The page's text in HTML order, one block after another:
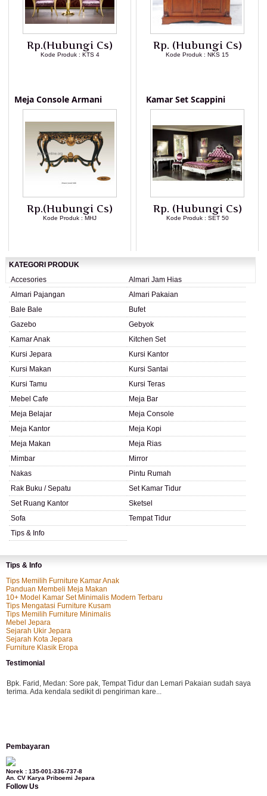
Rp.(Hubungi Cs)
Kode Produk : KTS 4
Rp. (Hubungi Cs)
Kode Produk : NKS 15
Meja Console Armani
Rp.(Hubungi Cs)
Kode Produk : MHJ
Kamar Set Scappini
Rp. (Hubungi Cs)
Kode Produk : SET 50
KATEGORI PRODUK
Accesories
Almari Jam Hias
Almari Pajangan
Almari Pakaian
Bale Bale
Bufet
Gazebo
Gebyok
Kamar Anak
Kitchen Set
Kursi Jepara
Kursi Kantor
Kursi Makan
Kursi Santai
Kursi Tamu
Kursi Teras
Mebel Cafe
Meja Bar
Meja Belajar
Meja Console
Meja Kantor
Meja Kopi
Meja Makan
Meja Rias
Mimbar
Mirror
Nakas
Pintu Rumah
Rak Buku / Sepatu
Set Kamar Tidur
Set Ruang Kantor
Sketsel
Sofa
Tempat Tidur
Tips & Info
Tips & Info
Tips Memilih Furniture Kamar Anak
Panduan Membeli Meja Makan
10+ Model Kamar Set Minimalis Modern Terbaru
Tips Mengatasi Furniture Kusam
Tips Memilih Furniture Minimalis
Mebel Jepara
Sejarah Ukir Jepara
Sejarah Kota Jepara
Furniture Klasik Eropa
Testimonial
Bpk. Farid, Medan: Sore pak, Tempat Tidur dan Lemari Pakaian sudah saya
terima. Ada kendala sedikit di pengiriman kare...
kursi teras saya sudah saya terima dan p...
Pembayaran
Norek : 135-001-336-737-8
An. CV Karya Priboemi Jepara
Follow Us